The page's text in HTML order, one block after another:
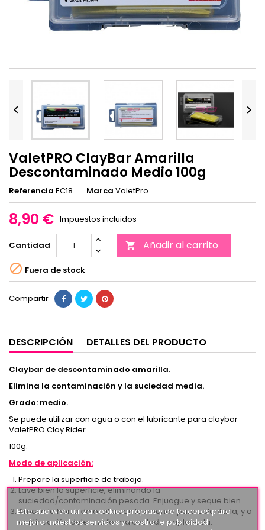
 
ValetPRO ClayBar Amarilla
Descontaminado Medio 100g
Referencia EC18 Marca ValetPro
8,90 € Impuestos incluidos
Cantidad  Añadir al carrito
 Fuera de stock
Compartir
DESCRIPCIÓN DETALLES DEL PRODUCTO
Claybar de descontaminado amarilla.
Elimina la contaminación y la suciedad media.
Grado: medio.
Se puede utilizar con agua o con el lubricante para claybar
ValetPRO Clay Rider.
100g.
Modo de aplicación:
Prepare la superficie de trabajo.
Lave bien la superficie, eliminando la
suciedad/contaminación pesada. Enjuague y seque bien.
Amase la barra de arcilla con las manos para calentarla, y a
continuación dele una forma ovalada y aplanada.
Este sitio web utiliza cookies propias y de terceros para
mejorar nuestros servicios y mostrarle publicidad